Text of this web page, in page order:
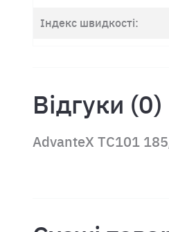
Індекс швидкості:
Відгуки (0)
AdvanteX TC101